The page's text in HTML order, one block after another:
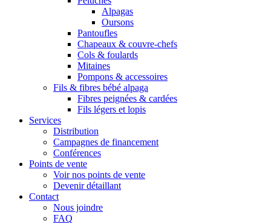
Alpagas
Oursons
Pantoufles
Chapeaux & couvre-chefs
Cols & foulards
Mitaines
Pompons & accessoires
Fils & fibres bébé alpaga
Fibres peignées & cardées
Fils légers et lopis
Services
Distribution
Campagnes de financement
Conférences
Points de vente
Voir nos points de vente
Devenir détaillant
Contact
Nous joindre
FAQ